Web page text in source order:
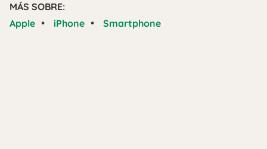
MÁS SOBRE:
Apple • iPhone • Smartphone